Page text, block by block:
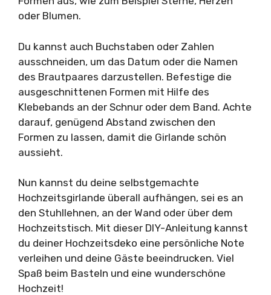
oder Blumen.
Du kannst auch Buchstaben oder Zahlen
ausschneiden, um das Datum oder die Namen
des Brautpaares darzustellen. Befestige die
ausgeschnittenen Formen mit Hilfe des
Klebebands an der Schnur oder dem Band. Achte
darauf, genügend Abstand zwischen den
Formen zu lassen, damit die Girlande schön
aussieht.
Nun kannst du deine selbstgemachte
Hochzeitsgirlande überall aufhängen, sei es an
den Stuhllehnen, an der Wand oder über dem
Hochzeitstisch. Mit dieser DIY-Anleitung kannst
du deiner Hochzeitsdeko eine persönliche Note
verleihen und deine Gäste beeindrucken. Viel
Spaß beim Basteln und eine wunderschöne
Hochzeit!